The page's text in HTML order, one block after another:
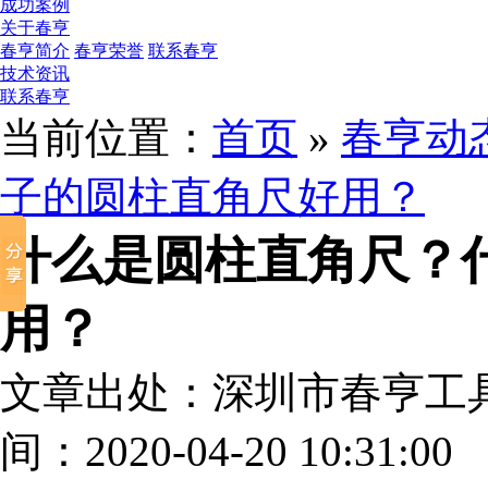
成功案例
关于春亨
春亨简介 春亨荣誉 联系春亨
技术资讯
联系春亨
当前位置： 首页 » 春亨动
子的圆柱直角尺好用？
什么是圆柱直角尺？
用？
文章出处：深圳市春亨工
间：2020-04-20 10:31:00